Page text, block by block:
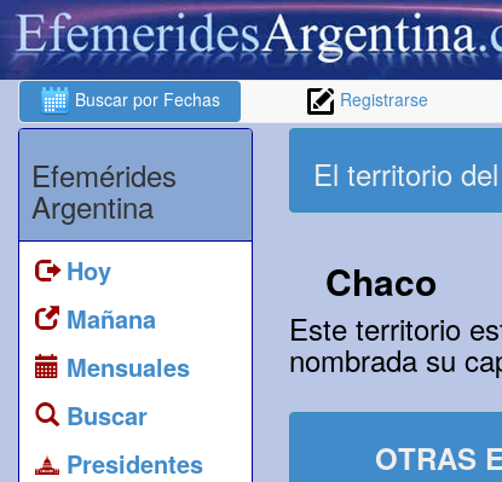
Buscar por Fechas Registrarse
Efemérides
Argentina
Hoy
Mañana
Mensuales
Buscar
Presidentes
El territorio
Chaco
Este territorio
nombrada su
OTRAS